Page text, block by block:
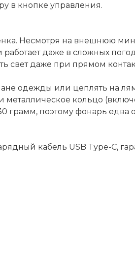
в кнопке управления.
Несмотря на внешнюю
даже в сложных
свет даже при прямом
одежды или цеплять на
металлическое кольцо
грамм, поэтому фонарь
кабель USB Type-C,